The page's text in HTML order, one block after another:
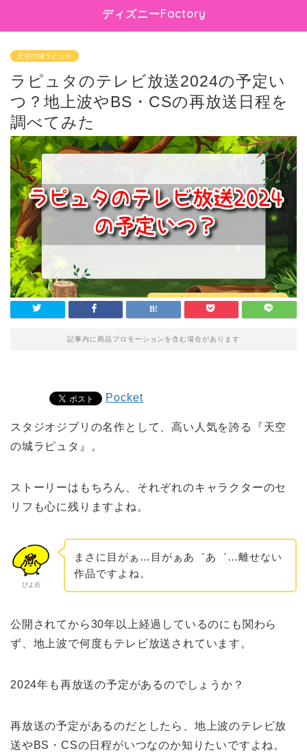
ディズニーFactory
天空の城ラピュタ
ラピュタのテレビ放送2024の予定い
つ？地上波やBS・CSの再放送日程を
調べてみた
記事内に商品プロモーションを含む場合があります
Pocket
スタジオジブリの名作として、高い人気を誇る『天空
の城ラピュタ』。
ストーリーはもちろん、それぞれのキャラクターのセ
リフも心に残りますよね。
ぴよ吉
まさに目がぁ…目がぁあ゛あ゛…離せない
作品ですよね。
公開されてから30年以上経過しているのにも関わら
ず、地上波で何度もテレビ放送されています。
2024年も再放送の予定があるのでしょうか？
再放送の予定があるのだとしたら、地上波のテレビ放
送やBS・CSの日程がいつなのか知りたいですよね。